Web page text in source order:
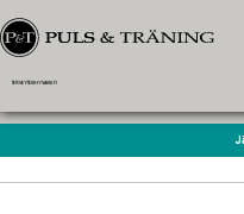
TERVEYTESIHYVAKSI.FI